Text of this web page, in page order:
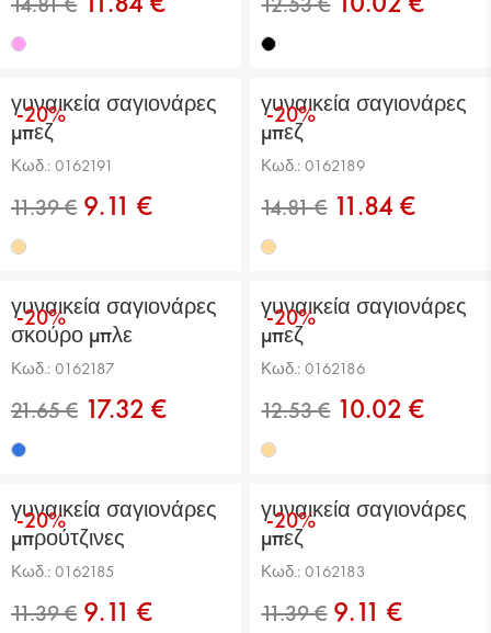
14.81 € 13.67 €
-20%
γυναικεία σαγιονάρες
μπεζ
Κωδ.: 0162191
11.39 €
9.11 €
-20%
γυναικεία σαγιονάρες
μπεζ
Κωδ.: 0162189
14.81 €
11.84 €
-20%
γυναικεία σαγιονάρες
σκούρο μπλε
Κωδ.: 0162187
17.32 €
-20%
γυναικεία σαγιονάρες
μπεζ
Κωδ.: 0162186
10.02 €
-20%
γυναικεία σαγιονάρες
μπρούτζινες
Κωδ.: 0162185
9.11 €
-20%
γυναικεία σαγιονάρες
μπεζ
Κωδ.: 0162183
9.11 €